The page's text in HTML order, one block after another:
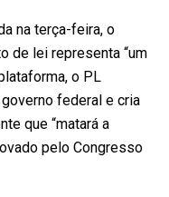
na terça-feira, o
de lei representa “um
o PL
federal e cria
que “matará a
pelo Congresso